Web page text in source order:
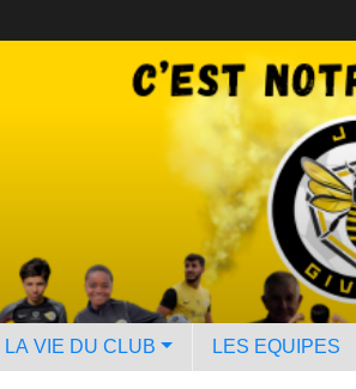
LA VIE DU CLUB LES EQUIPES